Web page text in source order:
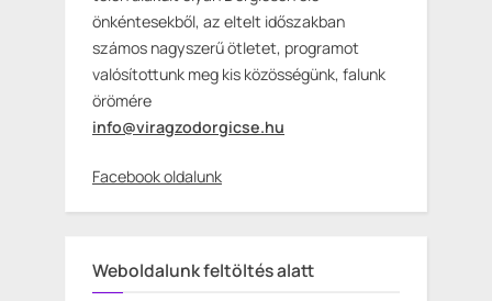
önkéntesekből, az eltelt időszakban
számos nagyszerű ötletet, programot
valósítottunk meg kis közösségünk, falunk
örömére
info@viragzodorgicse.hu
Facebook oldalunk
Weboldalunk feltöltés alatt